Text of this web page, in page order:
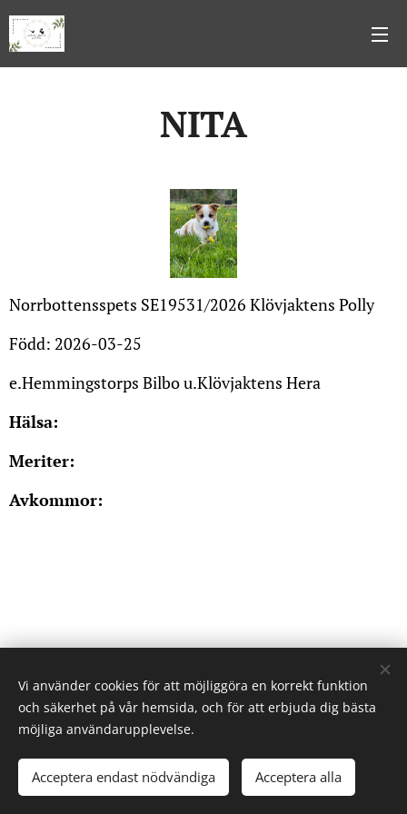
NITA
Norrbottensspets SE19531/2026 Klövjaktens Polly
Född: 2026-03-25
e.Hemmingstorps Bilbo u.Klövjaktens Hera
Hälsa:
Meriter:
Avkommor:
2024 Amanda Embretsen & Michael Hedström.
Dråsa Klintorpet 43, 591 90 Tjällmo, Östergötlands län
Skapad medWebnode Cookies
Vi använder cookies för att möjliggöra en korrekt funktion
och säkerhet på vår hemsida, och för att erbjuda dig bästa
möjliga användarupplevelse.
Acceptera endast nödvändiga Acceptera alla